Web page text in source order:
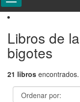
Libros de
bigotes
21 libros encontrados.